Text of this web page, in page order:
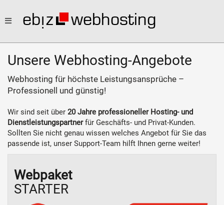
Toggle
navigation
Unsere Webhosting-Angebote
Webhosting für höchste Leistungsansprüche –
Professionell und günstig!
Wir sind seit über 20 Jahre professioneller Hosting- und
Dienstleistungspartnerfür Geschäfts- und Privat-Kunden.
Sollten Sie nicht genau wissen welches Angebot für Sie das
passende ist, unser Support-Team hilft Ihnen gerne weiter!
Webpaket
STARTER